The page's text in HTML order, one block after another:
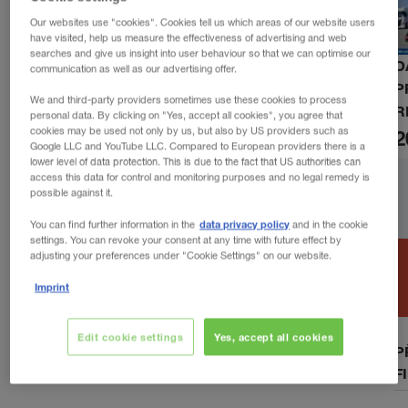
Our websites use "cookies". Cookies tell us which areas of our website users
have visited, help us measure the effectiveness of advertising and web
searches and give us insight into user behaviour so that we can optimise our
communication as well as our advertising offer.
We and third-party providers sometimes use these cookies to process
personal data. By clicking on "Yes, accept all cookies", you agree that
cookies may be used not only by us, but also by US providers such as
Google LLC and YouTube LLC. Compared to European providers there is a
lower level of data protection. This is due to the fact that US authorities can
access this data for control and monitoring purposes and no legal remedy is
possible against it.
You can find further information in the data privacy policy and in the cookie
settings. You can revoke your consent at any time with future effect by
adjusting your preferences under "Cookie Settings" on our website.
Imprint
Yes, accept all cookies
Edit cookie settings